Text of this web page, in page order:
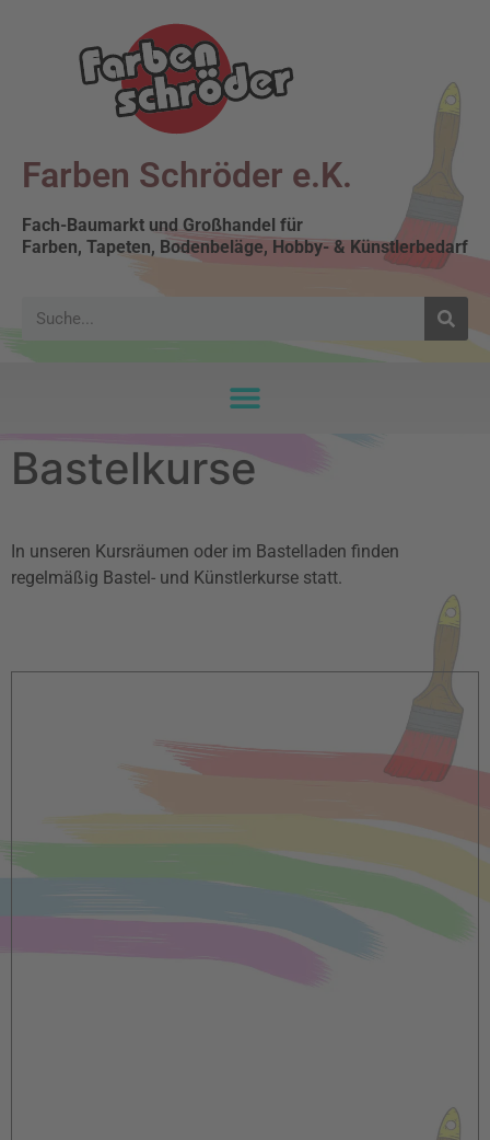
Farben Schröder e.K.
Fach-Baumarkt und Großhandel für
Farben, Tapeten, Bodenbeläge, Hobby- & Künstlerbedarf
Bastelkurse
In unseren Kursräumen oder im Bastelladen finden
regelmäßig Bastel- und Künstlerkurse statt.